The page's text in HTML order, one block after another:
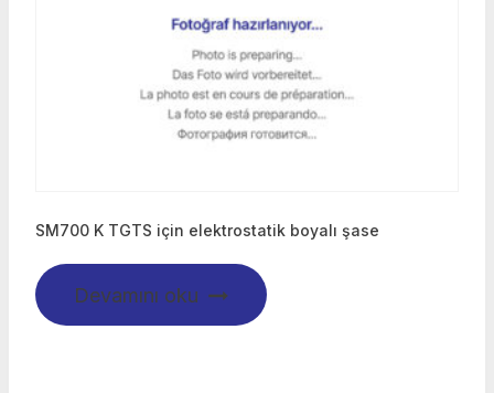
SM700 K TGTS için elektrostatik boyalı şase
Devamını oku